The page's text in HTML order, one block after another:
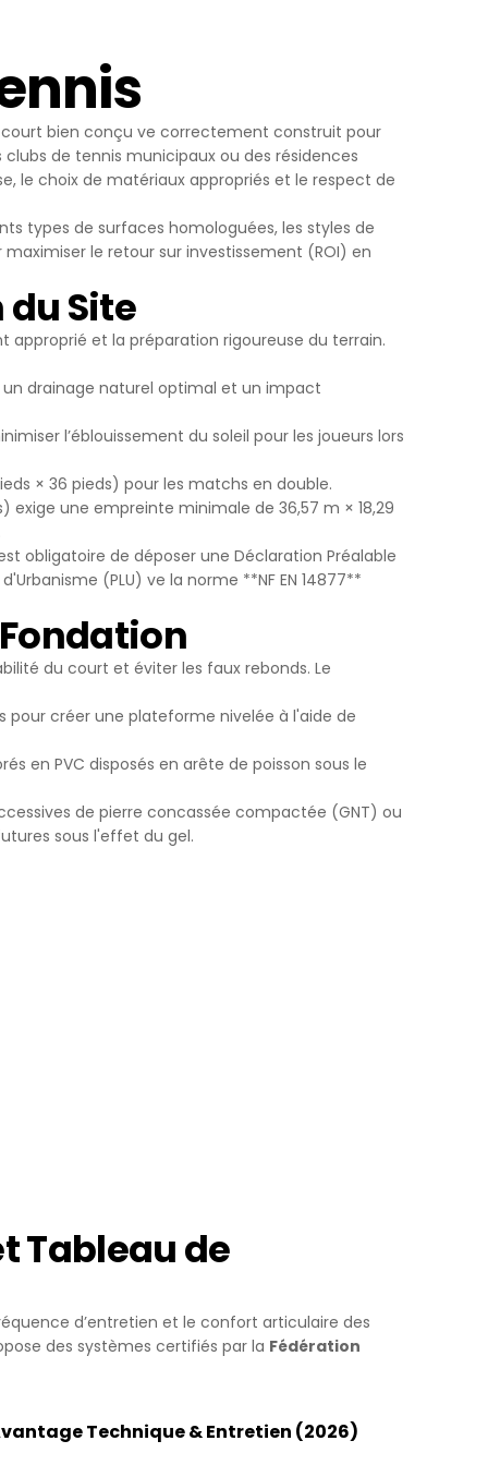
bien conçu ve correctement construit pour
de tennis municipaux ou des résidences
le choix de matériaux appropriés et le respect de
types de surfaces homologuées, les styles de
le retour sur investissement (ROI) en
Site
approprié et la préparation rigoureuse du terrain.
drainage naturel optimal et un impact
l’éblouissement du soleil pour les joueurs lors
× 36 pieds) pour les matchs en double.
une empreinte minimale de 36,57 m × 18,29
obligatoire de déposer une Déclaration Préalable
(PLU) ve la norme **NF EN 14877**
du court et éviter les faux rebonds. Le
pour créer une plateforme nivelée à l'aide de
en PVC disposés en arête de poisson sous le
de pierre concassée compactée (GNT) ou
sous l'effet du gel.
Tableau de
d’entretien et le confort articulaire des
des systèmes certifiés par la Fédération
Technique & Entretien (2026)
siz
size
hata
Bu
ilgi
ve
süre
veya
Gizlilik